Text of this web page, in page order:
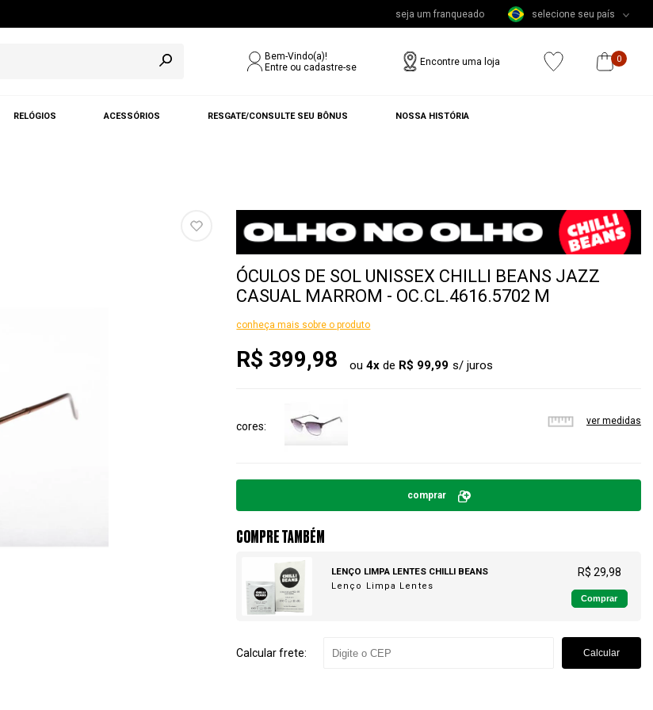
seja um franqueado selecione seu país
Bem-Vindo(a)!
Entre ou cadastre-se
Encontre uma loja 0
RELÓGIOS ACESSÓRIOS RESGATE/CONSULTE SEU BÔNUS NOSSA HISTÓRIA
ÓCULOS DE SOL UNISSEX CHILLI BEANS JAZZ
CASUAL MARROM - OC.CL.4616.5702 M
conheça mais sobre o produto
R$ 399,98 ou4x de R$ 99,99
cores ver medidas
comprar
COMPRE TAMBÉM
LENÇO LIMPA LENTES CHILLI BEANS
Lenço Limpa Lentes
R$ 29,98
Comprar
Calcular frete: Calcular